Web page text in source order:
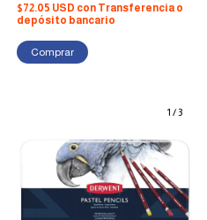
$72.05 USD con Transferencia o
depósito bancario
1 /3